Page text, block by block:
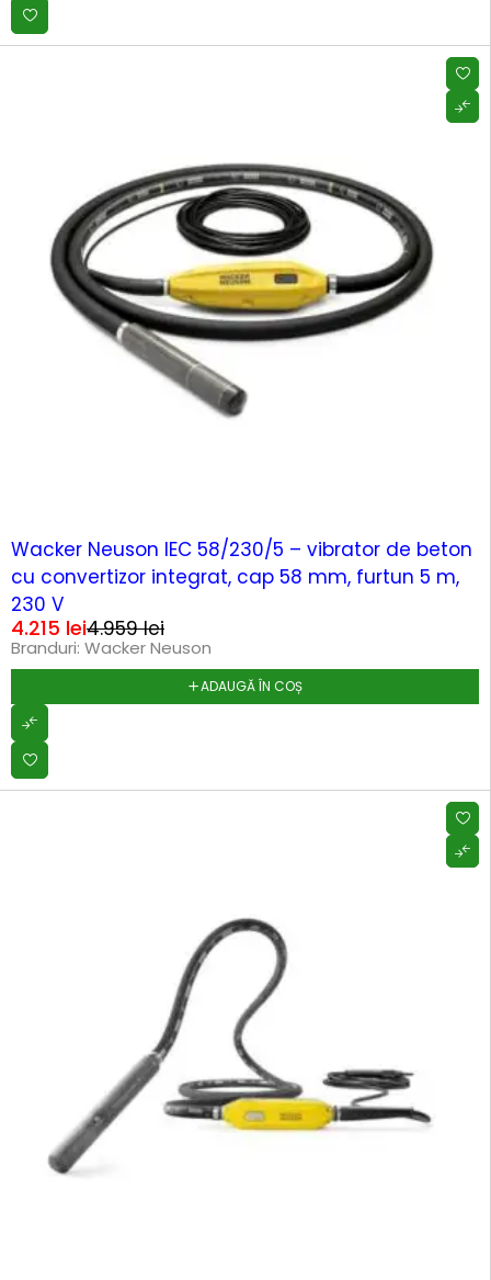
Wacker Neuson IEC 58/230/5 – vibrator de beton
cu convertizor integrat, cap 58 mm, furtun 5 m,
230 V
4.959lei
4.215 lei
Branduri: Wacker Neuson
ADAUGĂ ÎN COȘ